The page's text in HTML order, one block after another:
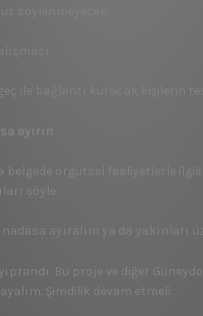
söylenmeyecek.
ile bağlantı kuracak kişilerin
ayırın
belgede örgütsel faaliyetlerle
şöyle:
ayıralım ya da yakınları
Bu proje ve diğer
Şimdilik devam etmeli.